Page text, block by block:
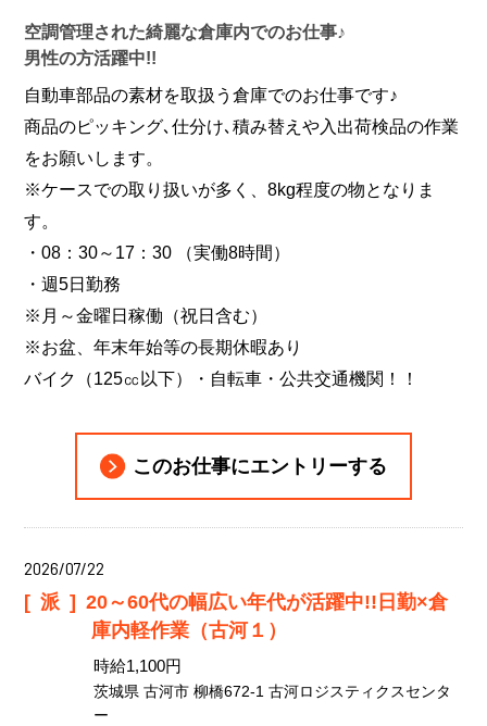
空調管理された綺麗な倉庫内でのお仕事♪
男性の方活躍中!!
自動車部品の素材を取扱う倉庫でのお仕事です♪
商品のピッキング､仕分け､積み替えや入出荷検品の作業
をお願いします。
※ケースでの取り扱いが多く、8kg程度の物となりま
す。
・08：30～17：30 （実働8時間）
・週5日勤務
※月～金曜日稼働（祝日含む）
※お盆、年末年始等の長期休暇あり
バイク（125㏄以下）・自転車・公共交通機関！！
このお仕事にエントリーする
2026/07/22
[派]20～60代の幅広い年代が活躍中!!日勤×倉
庫内軽作業（古河１）
時給1,100円
茨城県 古河市 柳橋672-1 古河ロジスティクスセンタ
ー